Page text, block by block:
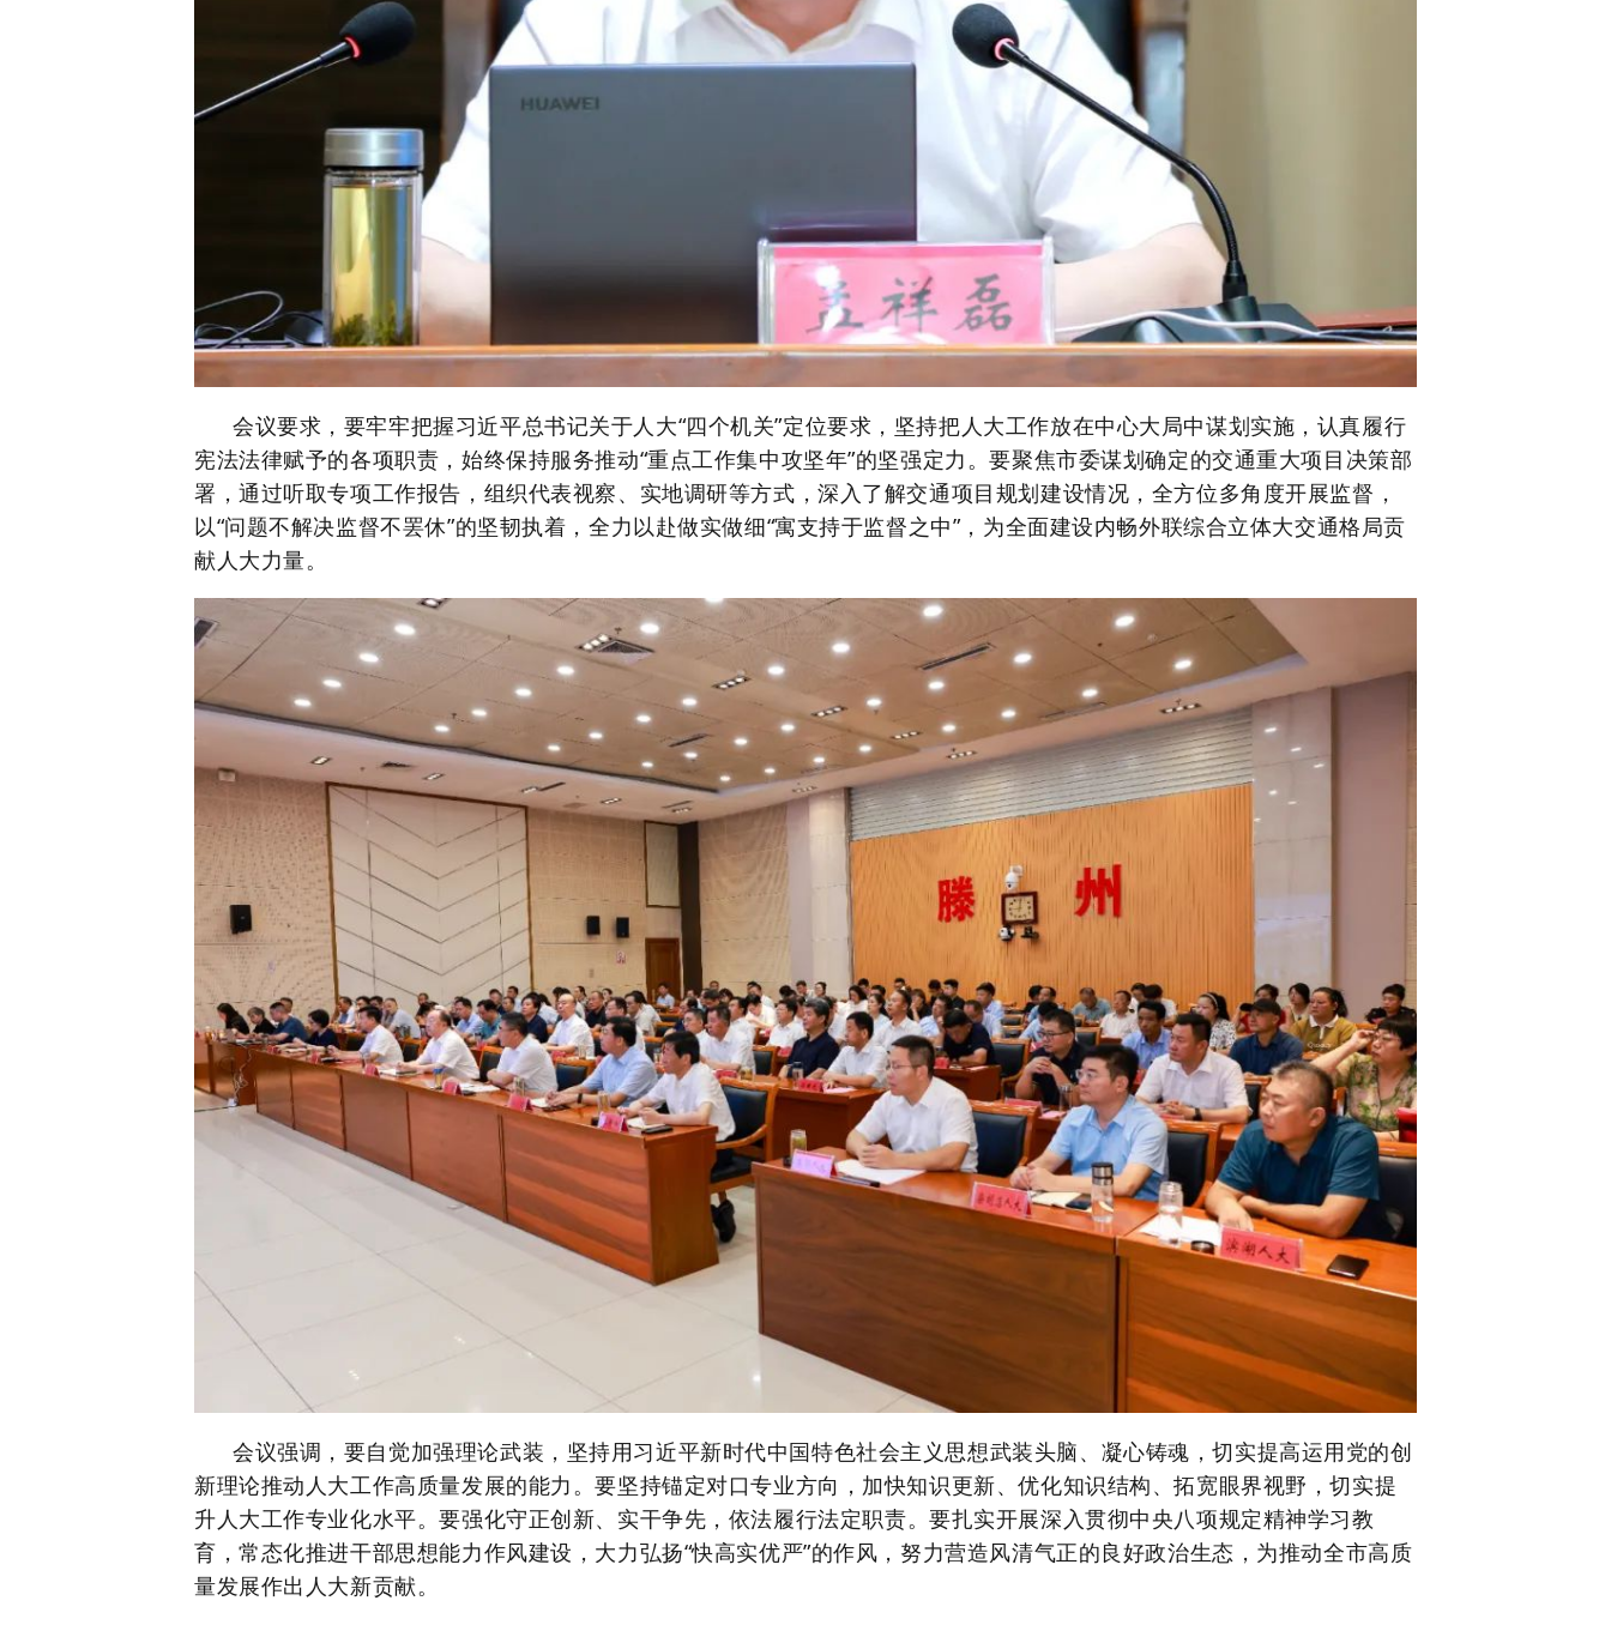
会议要求，要牢牢把握习近平总书记关于人大“四个机关”定位要求，坚持把人大工作放在中心大局中谋划实施，认真履行
宪法法律赋予的各项职责，始终保持服务推动“重点工作集中攻坚年”的坚强定力。要聚焦市委谋划确定的交通重大项目决策部
署，通过听取专项工作报告，组织代表视察、实地调研等方式，深入了解交通项目规划建设情况，全方位多角度开展监督，
以“问题不解决监督不罢休”的坚韧执着，全力以赴做实做细“寓支持于监督之中”，为全面建设内畅外联综合立体大交通格局贡
献人大力量。
会议强调，要自觉加强理论武装，坚持用习近平新时代中国特色社会主义思想武装头脑、凝心铸魂，切实提高运用党的创
新理论推动人大工作高质量发展的能力。要坚持锚定对口专业方向，加快知识更新、优化知识结构、拓宽眼界视野，切实提
升人大工作专业化水平。要强化守正创新、实干争先， 依法履行法定职责。要扎实开展深入贯彻中央八项规定精神学习教
育，常态化推进干部思想能力作风建设，大力弘扬“快高实优严”的作风，努力营造风清气正的良好政治生态，为推动全市高质
量发展作出人大新贡献。